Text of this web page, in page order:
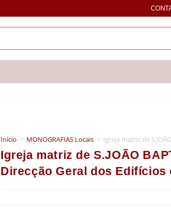
Início > MONOGRAFIAS Locais > Igreja matriz de
Igreja matriz de S.JOÃO
Direcção Geral dos